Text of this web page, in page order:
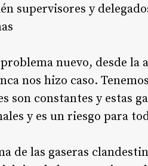
supervisores y
problema nuevo, desde
nos hizo caso.
son constantes y estas
y es un riesgo para
de las gaseras